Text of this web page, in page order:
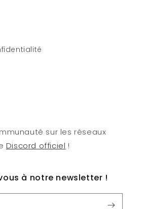
sur les réseaux
Discord officiel !
à notre newsletter !